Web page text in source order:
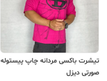
تیشرت باکسی مردانه چاپ پیستوله
صورتی دیزل